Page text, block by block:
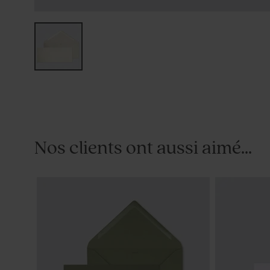
Nos clients ont aussi aimé...